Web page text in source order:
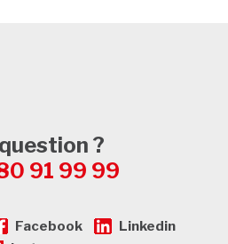
?
91 99 99
Facebook
Linkedin